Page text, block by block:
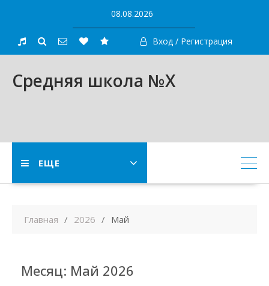
content
08.08.2026
Вход / Регистрация
Средняя школа №X
ЕЩЕ
Главная 2026 Май
Месяц: Май 2026